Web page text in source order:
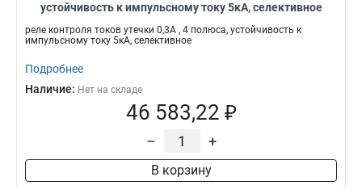
устойчивость к импульсному току 5кА, селективное
PFR3-03-S/A
реле контроля токов утечки 0,3А , 4 полюса, устойчивость к
импульсному току 5кА, селективное
Подробнее
Наличие: Нет на складе
46 583,22 ₽
– +
В корзину